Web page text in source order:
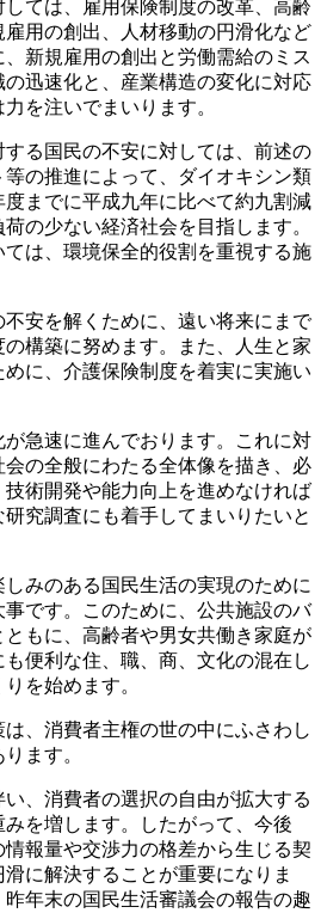
ては、雇用保険制度の改革、高齢
用の創出、人材移動の円滑化など
新規雇用の創出と労働需給のミス
迅速化と、産業構造の変化に対応
を注いでまいります。
る国民の不安に対しては、前述の
等の推進によって、ダイオキシン類
までに平成九年に比べて約九割減
の少ない経済社会を目指します。
ては、環境保全的役割を重視する施
安を解くために、遠い将来にまで
構築に努めます。また、人生と家
に、介護保険制度を着実に実施い
急速に進んでおります。これに対
の全般にわたる全体像を描き、必
術開発や能力向上を進めなければ
究調査にも着手してまいりたいと
みのある国民生活の実現のために
です。このために、公共施設のバ
ともに、高齢者や男女共働き家庭が
便利な住、職、商、文化の混在し
を始めます。
、消費者主権の世の中にふさわし
ます。
、消費者の選択の自由が拡大する
を増します。したがって、今後
報量や交渉力の格差から生じる契
に解決することが重要になりま
年末の国民生活審議会の報告の趣